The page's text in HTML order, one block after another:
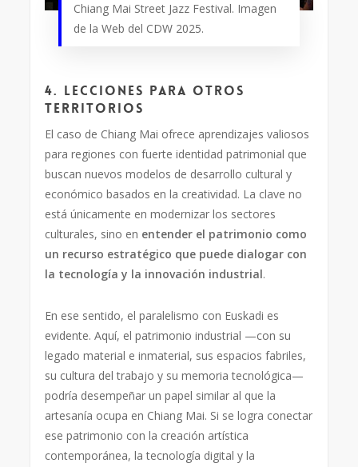
Chiang Mai Street Jazz Festival. Imagen
de la Web del CDW 2025.
4. Lecciones para otros
territorios
El caso de Chiang Mai ofrece aprendizajes valiosos
para regiones con fuerte identidad patrimonial que
buscan nuevos modelos de desarrollo cultural y
económico basados en la creatividad. La clave no
está únicamente en modernizar los sectores
culturales, sino en entender el patrimonio como
un recurso estratégico que puede dialogar con
la tecnología y la innovación industrial.
En ese sentido, el paralelismo con Euskadi es
evidente. Aquí, el patrimonio industrial —con su
legado material e inmaterial, sus espacios fabriles,
su cultura del trabajo y su memoria tecnológica—
podría desempeñar un papel similar al que la
artesanía ocupa en Chiang Mai. Si se logra conectar
ese patrimonio con la creación artística
contemporánea, la tecnología digital y la